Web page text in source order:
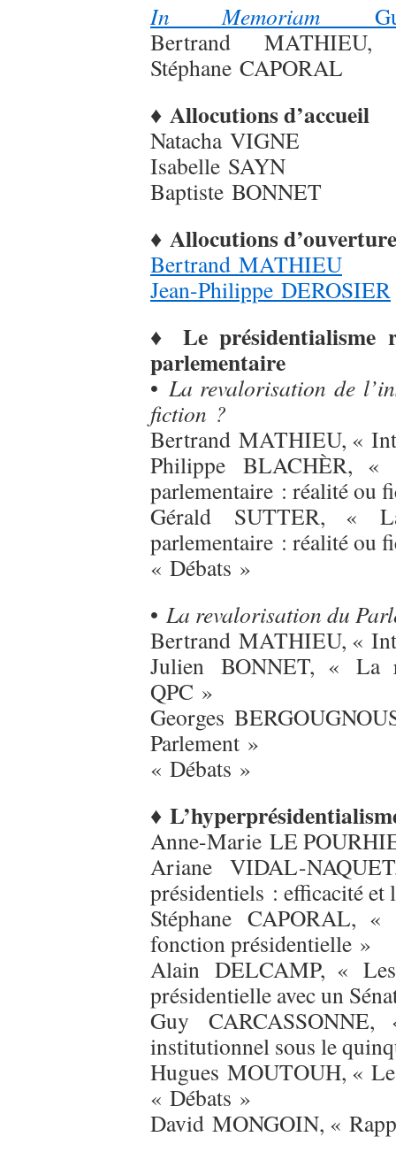
In Memoriam
Bertrand MATHIEU,
Stéphane CAPORAL
♦ Allocutions d’accueil
Natacha VIGNE
Isabelle SAYN
Baptiste BONNET
♦ Allocutions d’ouverture
Bertrand MATHIEU
Jean-Philippe DEROSIER
♦ Le présidentialisme
parlementaire
• La revalorisation de
fiction ?
Bertrand MATHIEU, «
Philippe BLACHÈR, «
parlementaire : réalité ou
Gérald SUTTER, «
parlementaire : réalité ou
« Débats »
• La revalorisation du
Bertrand MATHIEU, «
Julien BONNET, « La
QPC »
Georges
Parlement »
« Débats »
♦
Anne-Marie LE
Ariane VIDAL-
présidentiels : efficacité et
Stéphane CAPORAL,
fonction présidentielle »
Alain DELCAMP, «
présidentielle avec un
Guy
institutionnel sous le
Hugues MOUTOUH, «
« Débats »
David MONGOIN, «